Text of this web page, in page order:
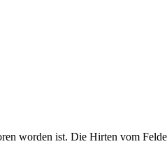
worden ist. Die Hirten vom